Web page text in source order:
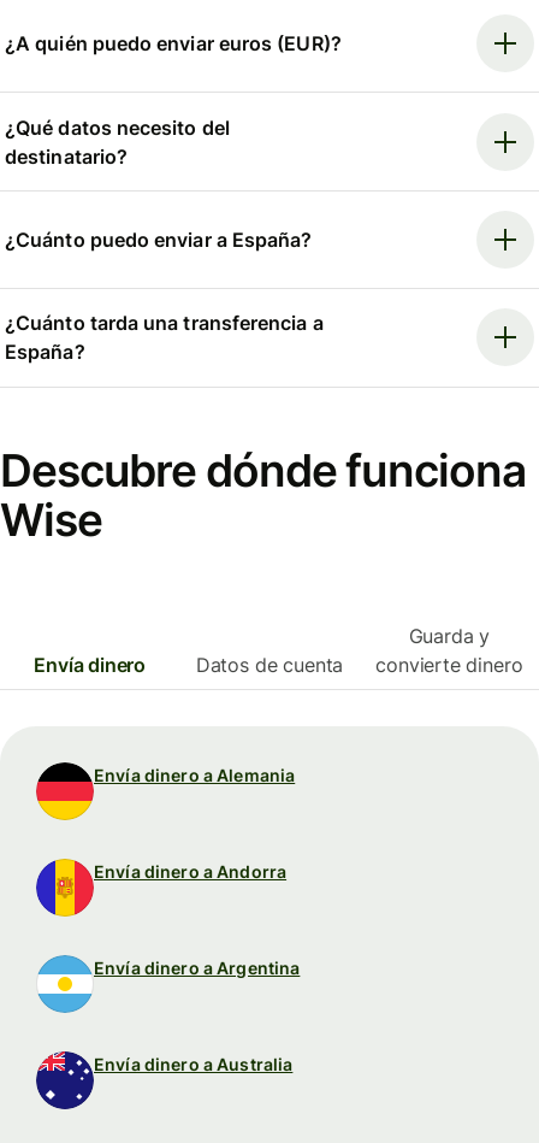
¿A quién puedo enviar euros (EUR)?
¿Qué datos necesito del
destinatario?
¿Cuánto puedo enviar a España?
¿Cuánto tarda una transferencia a
España?
Descubre dónde funciona
Wise
Envía dinero Datos de cuenta
Guarda y
convierte dinero
Envía dinero a Alemania
Envía dinero a Andorra
Envía dinero a Argentina
Envía dinero a Australia